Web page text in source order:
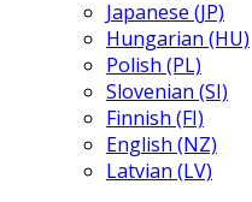
Japanese (JP)
Hungarian (HU)
Polish (PL)
Slovenian (SI)
Finnish (FI)
English (NZ)
Latvian (LV)